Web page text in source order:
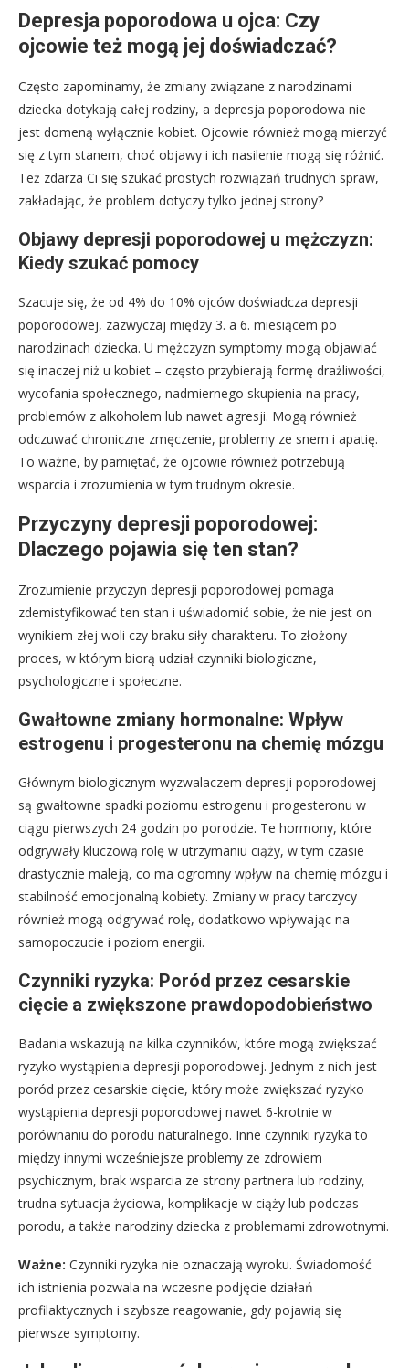
Depresja poporodowa u ojca: Czy
ojcowie też mogą jej doświadczać?
Często zapominamy, że zmiany związane z narodzinami
dziecka dotykają całej rodziny, a depresja poporodowa nie
jest domeną wyłącznie kobiet. Ojcowie również mogą mierzyć
się z tym stanem, choć objawy i ich nasilenie mogą się różnić.
Też zdarza Ci się szukać prostych rozwiązań trudnych spraw,
zakładając, że problem dotyczy tylko jednej strony?
Objawy depresji poporodowej u mężczyzn:
Kiedy szukać pomocy
Szacuje się, że od 4% do 10% ojców doświadcza depresji
poporodowej, zazwyczaj między 3. a 6. miesiącem po
narodzinach dziecka. U mężczyzn symptomy mogą objawiać
się inaczej niż u kobiet – często przybierają formę drażliwości,
wycofania społecznego, nadmiernego skupienia na pracy,
problemów z alkoholem lub nawet agresji. Mogą również
odczuwać chroniczne zmęczenie, problemy ze snem i apatię.
To ważne, by pamiętać, że ojcowie również potrzebują
wsparcia i zrozumienia w tym trudnym okresie.
Przyczyny depresji poporodowej:
Dlaczego pojawia się ten stan?
Zrozumienie przyczyn depresji poporodowej pomaga
zdemistyfikować ten stan i uświadomić sobie, że nie jest on
wynikiem złej woli czy braku siły charakteru. To złożony
proces, w którym biorą udział czynniki biologiczne,
psychologiczne i społeczne.
Gwałtowne zmiany hormonalne: Wpływ
estrogenu i progesteronu na chemię mózgu
Głównym biologicznym wyzwalaczem depresji poporodowej
są gwałtowne spadki poziomu estrogenu i progesteronu w
ciągu pierwszych 24 godzin po porodzie. Te hormony, które
odgrywały kluczową rolę w utrzymaniu ciąży, w tym czasie
drastycznie maleją, co ma ogromny wpływ na chemię mózgu i
stabilność emocjonalną kobiety. Zmiany w pracy tarczycy
również mogą odgrywać rolę, dodatkowo wpływając na
samopoczucie i poziom energii.
Czynniki ryzyka: Poród przez cesarskie
cięcie a zwiększone prawdopodobieństwo
Badania wskazują na kilka czynników, które mogą zwiększać
ryzyko wystąpienia depresji poporodowej. Jednym z nich jest
poród przez cesarskie cięcie, który może zwiększać ryzyko
wystąpienia depresji poporodowej nawet 6-krotnie w
porównaniu do porodu naturalnego. Inne czynniki ryzyka to
między innymi wcześniejsze problemy ze zdrowiem
psychicznym, brak wsparcia ze strony partnera lub rodziny,
trudna sytuacja życiowa, komplikacje w ciąży lub podczas
porodu, a także narodziny dziecka z problemami zdrowotnymi.
Ważne: Czynniki ryzyka nie oznaczają wyroku. Świadomość
ich istnienia pozwala na wczesne podjęcie działań
profilaktycznych i szybsze reagowanie, gdy pojawią się
pierwsze symptomy.